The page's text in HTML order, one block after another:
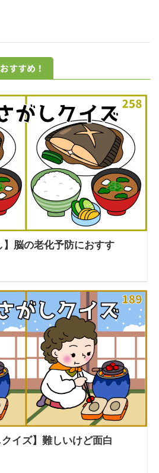
すすめ！
脳の老化予防におすす
イズ】難しいけど面白